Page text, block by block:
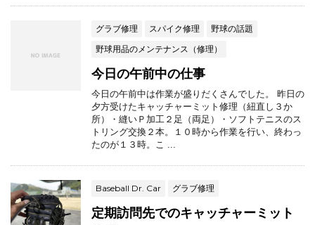
グラブ修理 スパイク修理
野球の話題
野球用品のメンテナンス（修理）
今日の午前中の仕事
今日の午前中は作業が盛りだくさんでした。 昨日の
夕方受けたキャッチャーミット修理（紐直し３か
所）・縫いＰ加工２足（両足）・ソフトテニスのス
トリング交換２本。１０時から作業を行い、終わっ
たのが１３時。こ ...
Baseball Dr. Car グラブ修理
定期訪問先でのキャッチャーミット